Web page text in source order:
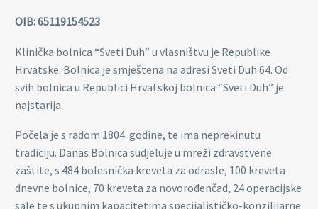
OIB: 65119154523
Klinička bolnica “Sveti Duh” u vlasništvu je Republike
Hrvatske. Bolnica je smještena na adresi Sveti Duh 64. Od
svih bolnica u Republici Hrvatskoj bolnica “Sveti Duh” je
najstarija.
Počela je s radom 1804. godine, te ima neprekinutu
tradiciju. Danas Bolnica sudjeluje u mreži zdravstvene
zaštite, s 484 bolesnička kreveta za odrasle, 100 kreveta
dnevne bolnice, 70 kreveta za novorođenčad, 24 operacijske
sale te s ukupnim kapacitetima specijalističko-konzilijarne